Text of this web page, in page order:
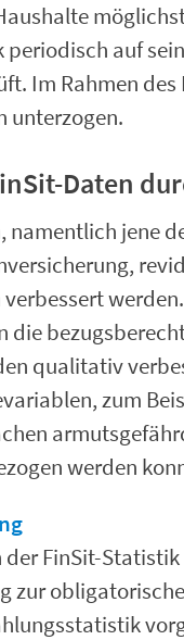
auf
Im Rahmen
unterzogen.
Daten
namentlich jene
die
qualitativ
zum
werden
FinSit-